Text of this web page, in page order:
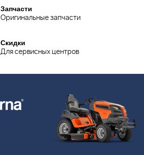
Запчасти
Оригинальные запчасти
Скидки
Для сервисных центров